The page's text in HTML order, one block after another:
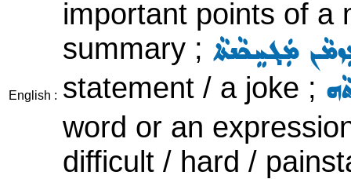
English :
important points of a
summary ; ܡܲܓܚܸܟܵܢܬܵܐ
statement / a joke ;
word or an
difficult / hard /